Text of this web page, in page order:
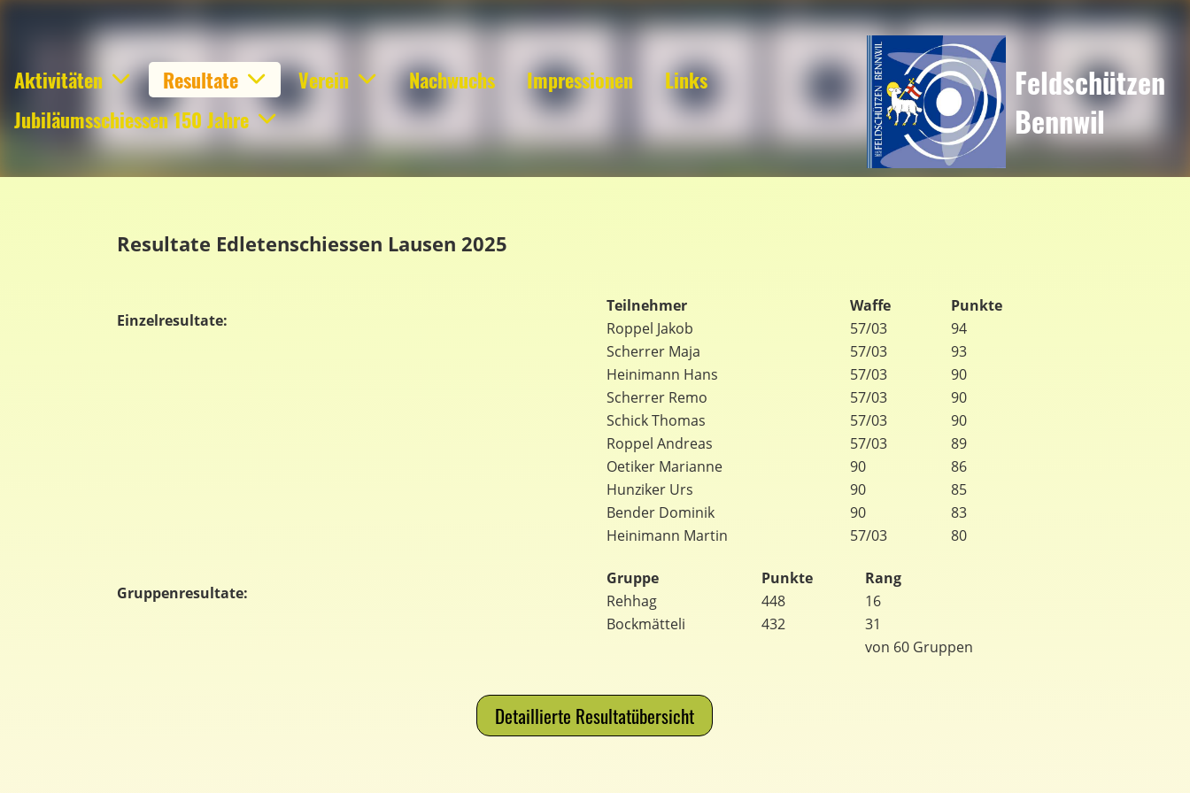
Aktivitäten Resultate Verein Nachwuchs Impressionen
Links
Jubiläumsschiessen 150 Jahre
Feldschützen
Bennwil
Resultate Edletenschiessen Lausen 2025
Einzelresultate:
Teilnehmer Waffe
Punkte
Roppel Jakob
57/03
94
Scherrer Maja
57/03
93
Heinimann Hans
57/03
90
Scherrer Remo
57/03
90
Schick Thomas
57/03
90
Roppel Andreas
57/03
89
Oetiker Marianne
90
86
Hunziker Urs
90
85
Bender Dominik
90
83
Heinimann Martin
57/03 80
Gruppenresultate:
Gruppe Punkte
Rang
Rehhag
448
16
Bockmätteli
432
31
von 60 Gruppen
Detaillierte Resultatübersicht